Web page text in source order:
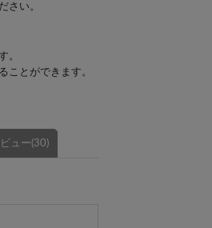
さい。
。
ことができます。
ュー(30)